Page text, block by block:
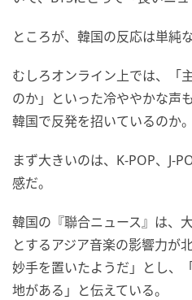
ところが、韓国の反応は単純
むしろオンライン上では、「
のか」といった冷ややかな声
韓国で反発を招いているのか。
まず大きいのは、K-POP、J-
感だ。
韓国の『聯合ニュース』は、
とするアジア音楽の影響力が
妙手を置いたようだ」とし、
地がある」と伝えている。